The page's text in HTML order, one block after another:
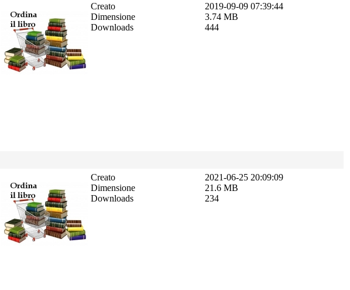
Creato
Dimensione
Downloads
2019-09-09 07:39:44
3.74 MB
444
Creato
Dimensione
Downloads
2021-06-25 20:09:09
21.6 MB
234